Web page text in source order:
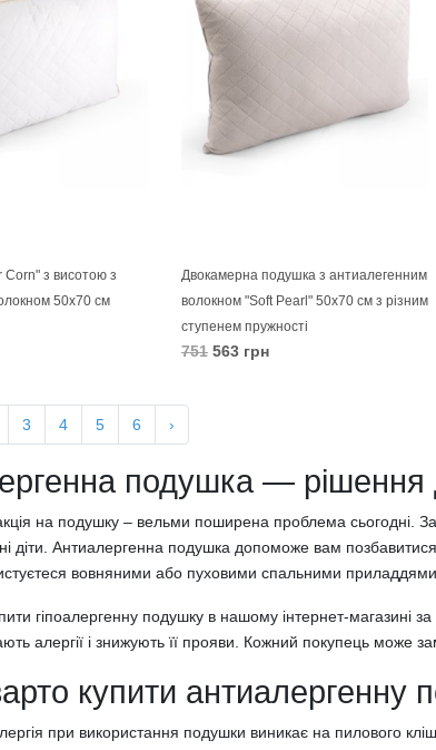
з висотою з
50х70 см
Двокамерна подушка з антиалегенним
волокном "Soft Pearl" 50х70 см з різним
ступенем пружності
751 563 грн
3 4 5 6 ›
подушка — рішення
на подушку – вельми поширена проблема сьогодні.
діти. Антиалергенна подушка допоможе вам
вовняними або пуховими спальними приладдями
гіпоалергенну подушку в нашому інтернет-магазині
алергії і знижують її прояви. Кожний покупець може
купити антиалергенну
при використання подушки виникає на пилового